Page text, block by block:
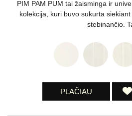
PIM PAM PUM tai žaisminga ir
kolekcija, kuri buvo sukurta
stebinančio.
PLAČIAU